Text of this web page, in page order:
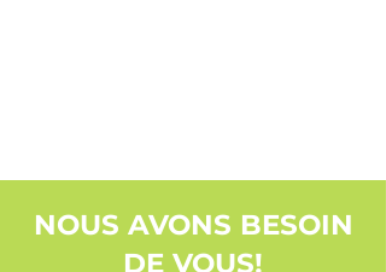
NOUS AVONS BESOIN
DE VOUS!